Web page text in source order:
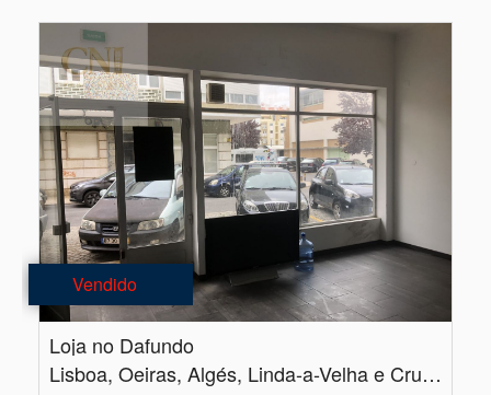
Vendido
Loja no Dafundo
Lisboa, Oeiras, Algés, Linda-a-Velha e Cruz Quebrada-Dafundo